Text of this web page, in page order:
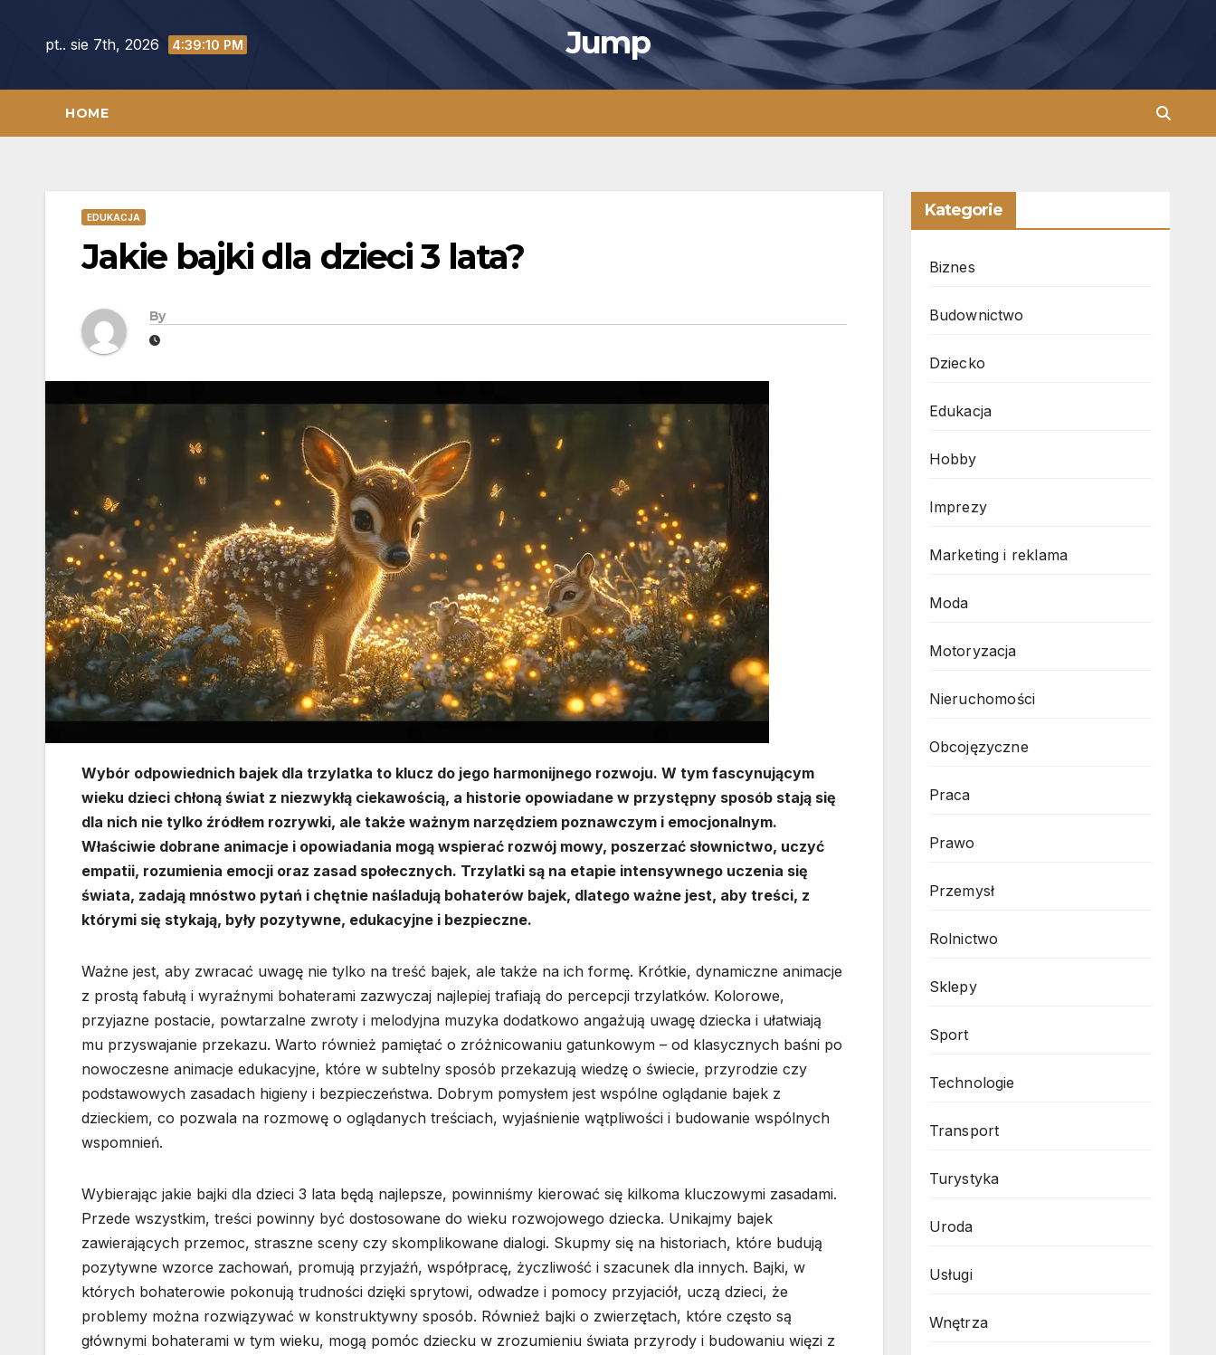
pt.. sie 7th, 2026 4:39:10 PM Jump
HOME
EDUKACJA
Jakie bajki dla dzieci 3 lata?
By
Wybór odpowiednich bajek dla trzylatka to klucz do jego harmonijnego rozwoju. W tym fascynującym
wieku dzieci chłoną świat z niezwykłą ciekawością, a historie opowiadane w przystępny sposób stają się
dla nich nie tylko źródłem rozrywki, ale także ważnym narzędziem poznawczym i emocjonalnym.
Właściwie dobrane animacje i opowiadania mogą wspierać rozwój mowy, poszerzać słownictwo, uczyć
empatii, rozumienia emocji oraz zasad społecznych. Trzylatki są na etapie intensywnego uczenia się
świata, zadają mnóstwo pytań i chętnie naśladują bohaterów bajek, dlatego ważne jest, aby treści, z
którymi się stykają, były pozytywne, edukacyjne i bezpieczne.
Ważne jest, aby zwracać uwagę nie tylko na treść bajek, ale także na ich formę. Krótkie, dynamiczne animacje
z prostą fabułą i wyraźnymi bohaterami zazwyczaj najlepiej trafiają do percepcji trzylatków. Kolorowe,
przyjazne postacie, powtarzalne zwroty i melodyjna muzyka dodatkowo angażują uwagę dziecka i ułatwiają
mu przyswajanie przekazu. Warto również pamiętać o zróżnicowaniu gatunkowym – od klasycznych baśni po
nowoczesne animacje edukacyjne, które w subtelny sposób przekazują wiedzę o świecie, przyrodzie czy
podstawowych zasadach higieny i bezpieczeństwa. Dobrym pomysłem jest wspólne oglądanie bajek z
dzieckiem, co pozwala na rozmowę o oglądanych treściach, wyjaśnienie wątpliwości i budowanie wspólnych
wspomnień.
Wybierając jakie bajki dla dzieci 3 lata będą najlepsze, powinniśmy kierować się kilkoma kluczowymi zasadami.
Przede wszystkim, treści powinny być dostosowane do wieku rozwojowego dziecka. Unikajmy bajek
zawierających przemoc, straszne sceny czy skomplikowane dialogi. Skupmy się na historiach, które budują
pozytywne wzorce zachowań, promują przyjaźń, współpracę, życzliwość i szacunek dla innych. Bajki, w
których bohaterowie pokonują trudności dzięki sprytowi, odwadze i pomocy przyjaciół, uczą dzieci, że
problemy można rozwiązywać w konstruktywny sposób. Również bajki o zwierzętach, które często są
głównymi bohaterami w tym wieku, mogą pomóc dziecku w zrozumieniu świata przyrody i budowaniu więzi z
Kategorie
Biznes
Budownictwo
Dziecko
Edukacja
Hobby
Imprezy
Marketing i reklama
Moda
Motoryzacja
Nieruchomości
Obcojęzyczne
Praca
Prawo
Przemysł
Rolnictwo
Sklepy
Sport
Technologie
Transport
Turystyka
Uroda
Usługi
Wnętrza